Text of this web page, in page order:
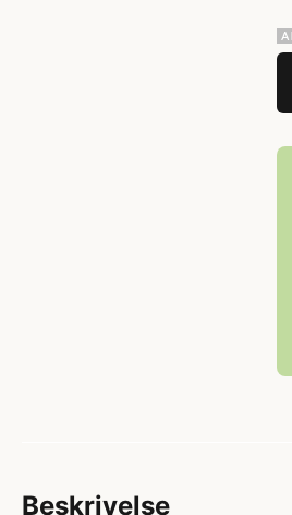
Beskrivelse